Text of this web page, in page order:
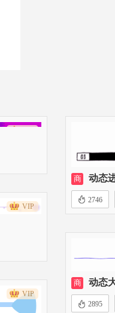
商 动态
2746
VIP
商 动态
2895
VIP